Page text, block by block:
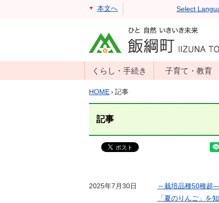
本文へ Select
くらし・手続き
戸籍・住民票・
住民登録
マイナンバー
消防・防災
子育て・教育
生涯学習
HOME› 記事
記事
2025年7月30日
～栽培品種50種超
「夏のりんご」を